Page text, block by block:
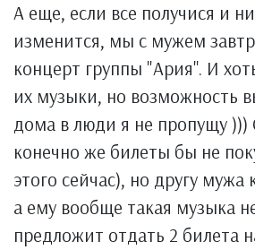
А еще, если все получися и
изменится, мы с мужем
концерт группы "Ария". И
их музыки, но возможность
дома в люди я не пропущу
конечно же билеты бы не
этого сейчас), но другу мужа
а ему вообще такая музыка
предложит отдать 2 билета